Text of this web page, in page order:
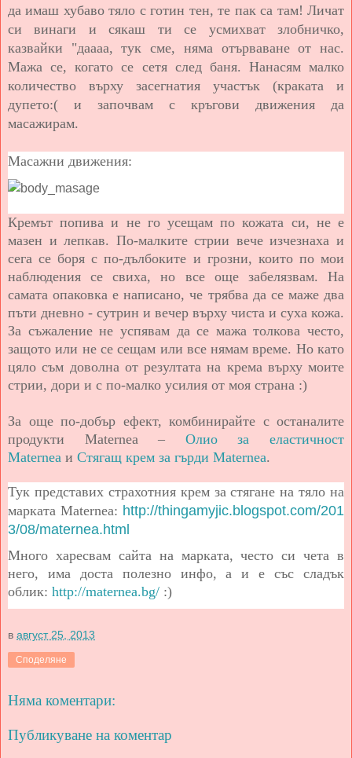
да имаш хубаво тяло с готин тен, те пак са там! Личат
си винаги и сякаш ти се усмихват злобничко,
казвайки "даааа, тук сме, няма отърваване от нас.
Мажа се, когато се сетя след баня. Нанасям малко
количество върху засегнатия участък (краката и
дупето:( и започвам с кръгови движения да
масажирам.
Масажни движения:
Кремът попива и не го усещам по кожата си, не е
мазен и лепкав. По-малките стрии вече изчезнаха и
сега се боря с по-дълбоките и грозни, които по мои
наблюдения се свиха, но все още забелязвам. На
самата опаковка е написано, че трябва да се маже два
пъти дневно - сутрин и вечер върху чиста и суха кожа.
За съжаление не успявам да се мажа толкова често,
защото или не се сещам или все нямам време. Но като
цяло съм доволна от резултата на крема върху моите
стрии, дори и с по-малко усилия от моя страна :)
За още по-добър ефект, комбинирайте с останалите
продукти Maternea – Олио за еластичност
Maternea и Стягащ крем за гърди Maternea.
Тук представих страхотния крем за стягане на тяло на
марката Maternea: http://thingamyjic.blogspot.com/201
3/08/maternea.html
Много харесвам сайта на марката, често си чета в
него, има доста полезно инфо, а и е със сладък
облик: http://maternea.bg/ :)
в август 25, 2013
Споделяне
Няма коментари:
Публикуване на коментар